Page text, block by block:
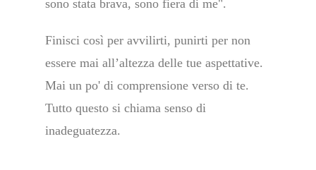
sono stata brava, sono fiera di me".
Finisci così per avvilirti, punirti per non
essere mai all’altezza delle tue aspettative.
Mai un po' di comprensione verso di te.
Tutto questo si chiama senso di
inadeguatezza.